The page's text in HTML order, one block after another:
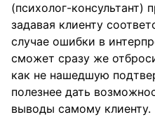
(психолог-консультант)
задавая клиенту
случае ошибки в
сможет сразу же
как не нашедшую
полезнее дать
выводы самому клиенту.